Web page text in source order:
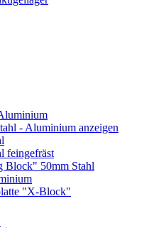
- Aluminium anzeigen
feingefräst
Block" 50mm Stahl
"X-Block"